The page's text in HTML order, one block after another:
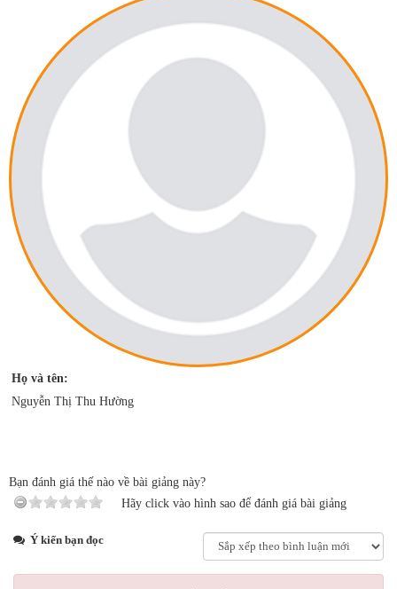
Họ và tên:
Nguyễn Thị Thu Hường
Bạn đánh giá thế nào về bài giảng này?
Hãy click vào hình sao để đánh giá bài giảng
Ý kiến bạn đọc